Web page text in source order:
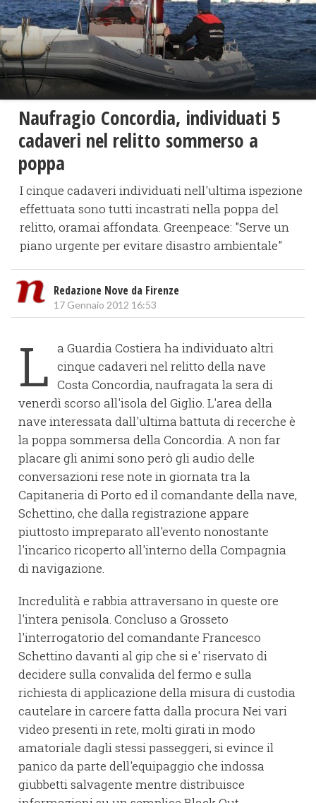
Naufragio Concordia, individuati 5
cadaveri nel relitto sommerso a
poppa
I cinque cadaveri individuati nell'ultima ispezione
effettuata sono tutti incastrati nella poppa del
relitto, oramai affondata. Greenpeace: "Serve un
piano urgente per evitare disastro ambientale"
Redazione Nove da Firenze
17 Gennaio 2012 16:53
L a Guardia Costiera ha individuato altri
cinque cadaveri nel relitto della nave
Costa Concordia, naufragata la sera di
venerdì scorso all'isola del Giglio. L'area della
nave interessata dall'ultima battuta di recerche è
la poppa sommersa della Concordia. A non far
placare gli animi sono però gli audio delle
conversazioni rese note in giornata tra la
Capitaneria di Porto ed il comandante della nave,
Schettino, che dalla registrazione appare
piuttosto impreparato all'evento nonostante
l'incarico ricoperto all'interno della Compagnia
di navigazione.
Incredulità e rabbia attraversano in queste ore
l'intera penisola. Concluso a Grosseto
l'interrogatorio del comandante Francesco
Schettino davanti al gip che si e' riservato di
decidere sulla convalida del fermo e sulla
richiesta di applicazione della misura di custodia
cautelare in carcere fatta dalla procura Nei vari
video presenti in rete, molti girati in modo
amatoriale dagli stessi passeggeri, si evince il
panico da parte dell'equipaggio che indossa
giubbetti salvagente mentre distribuisce